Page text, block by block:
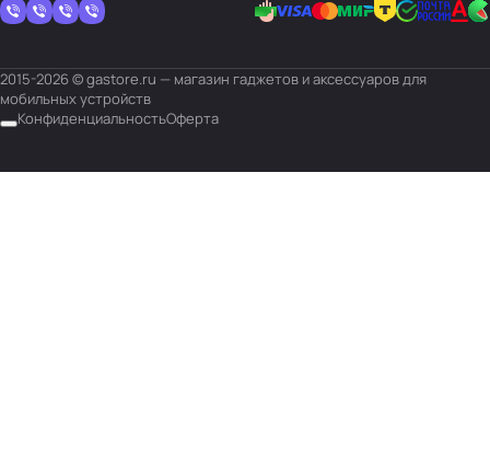
2015-2026 © gastore.ru — магазин гаджетов и аксессуаров для
мобильных устройств
КонфиденциальностьОферта